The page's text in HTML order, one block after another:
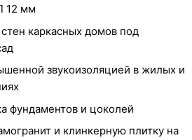
12 мм
каркасных домов под
звукоизоляцией в жилых и
фундаментов и цоколей
и клинкерную плитку на